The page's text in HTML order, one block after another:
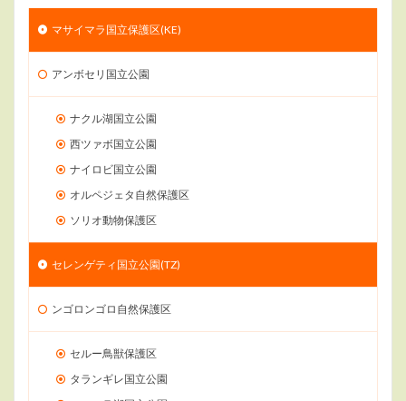
マサイマラ国立保護区(KE)
アンボセリ国立公園
ナクル湖国立公園
西ツァボ国立公園
ナイロビ国立公園
オルペジェタ自然保護区
ソリオ動物保護区
セレンゲティ国立公園(TZ)
ンゴロンゴロ自然保護区
セルー鳥獣保護区
タランギレ国立公園